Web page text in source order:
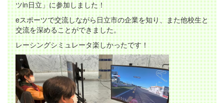
ツin日立」に参加しました！
eスポーツで交流しながら日立市の企業を知り、また他校生と
交流を深めることができました。
レーシングシミュレータ楽しかったです！